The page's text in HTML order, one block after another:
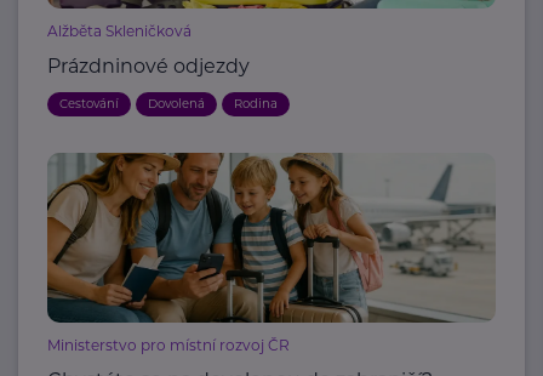
Alžběta Skleničková
Prázdninové odjezdy
Cestování Dovolená Rodina
Ministerstvo pro místní rozvoj ČR